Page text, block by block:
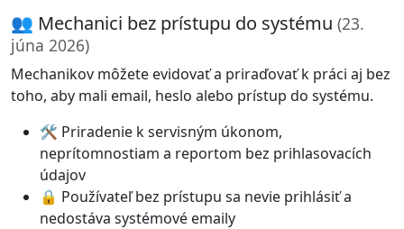
👥 Mechanici bez prístupu do systému (23.
júna 2026)
Mechanikov môžete evidovať a priraďovať k práci aj bez
toho, aby mali email, heslo alebo prístup do systému.
🛠️ Priradenie k servisným úkonom,
neprítomnostiam a reportom bez prihlasovacích
údajov
🔒 Používateľ bez prístupu sa nevie prihlásiť a
nedostáva systémové emaily